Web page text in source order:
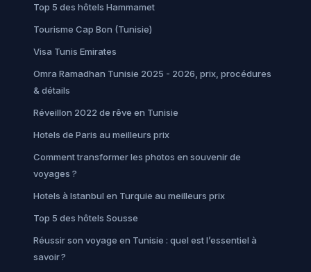
Top 5 des hôtels Hammamet
Tourisme Cap Bon (Tunisie)
Visa Tunis Emirates
Omra Ramadhan Tunisie 2025 - 2026, prix, procédures
& détails
Réveillon 2022 de rêve en Tunisie
Hotels de Paris au meilleurs prix
Comment transformer les photos en souvenir de
voyages ?
Hotels à Istanbul en Turquie au meilleurs prix
Top 5 des hôtels Sousse
Réussir son voyage en Tunisie : quel est l’essentiel à
savoir ?